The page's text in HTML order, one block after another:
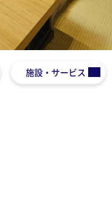
施設・サービス